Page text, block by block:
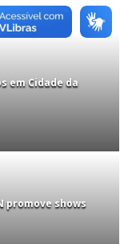
em Cidade da
promove shows